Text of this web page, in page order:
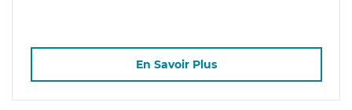
En Savoir Plus